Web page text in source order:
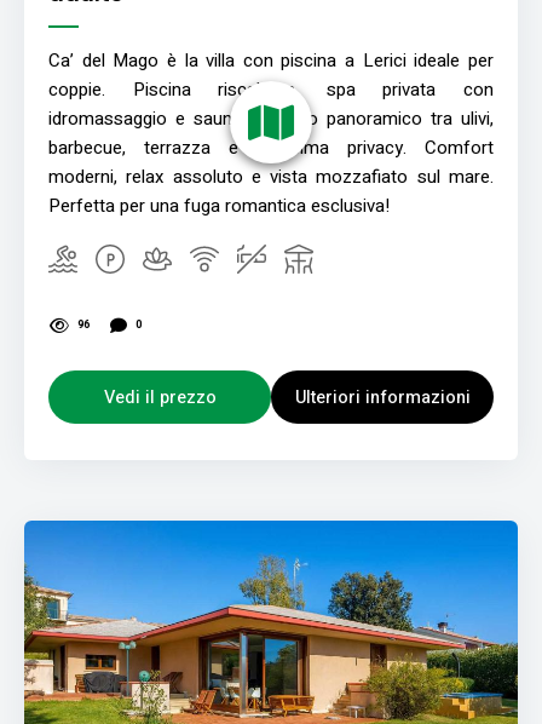
Ca’ del Mago è la villa con piscina a Lerici ideale per
coppie. Piscina riscaldata, spa privata con
idromassaggio e sauna, giardino panoramico tra ulivi,
barbecue, terrazza e massima privacy. Comfort
moderni, relax assoluto e vista mozzafiato sul mare.
Perfetta per una fuga romantica esclusiva!
96 0
Vedi il prezzo Ulteriori informazioni